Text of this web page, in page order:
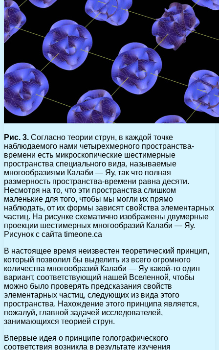
Рис. 3. Согласно теории струн, в каждой точке
наблюдаемого нами четырехмерного пространства-
времени есть микроскопические шестимерные
пространства специального вида, называемые
многообразиями Калаби — Яу, так что полная
размерность пространства-времени равна десяти.
Несмотря на то, что эти пространства слишком
маленькие для того, чтобы мы могли их прямо
наблюдать, от их формы зависят свойства элементарных
частиц. На рисунке схематично изображены двумерные
проекции шестимерных многообразий Калаби — Яу.
Рисунок с сайта timeone.ca
В настоящее время неизвестен теоретический принцип,
который позволил бы выделить из всего огромного
количества многообразий Калаби — Яу какой-то один
вариант, соответствующий нашей Вселенной, чтобы
можно было проверять предсказания свойств
элементарных частиц, следующих из вида этого
пространства. Нахождение этого принципа является,
пожалуй, главной задачей исследователей,
занимающихся теорией струн.
Впервые идея о принципе голографического
соответствия возникла в результате изучения